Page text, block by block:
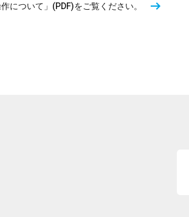
について」(PDF)をご覧ください。